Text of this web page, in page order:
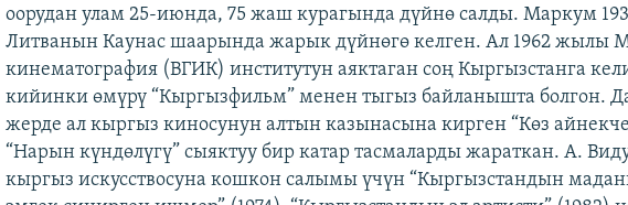
оорудан улам 25-июнда, 75 жаш курагында дүйнө салды. Маркум
Литванын Каунас шаарында жарык дүйнөгө келген. Ал 1962 жылы
кинематография (ВГИК) институтун аяктаган соң Кыргызстанга
кийинки өмүрү “Кыргызфильм” менен тыгыз байланышта болгон.
жерде ал кыргыз киносунун алтын казынасына кирген “Көз
“Нарын күндөлүгү” сыяктуу бир катар тасмаларды жараткан. А.
кыргыз искусствосуна кошкон салымы үчүн “Кыргызстандын